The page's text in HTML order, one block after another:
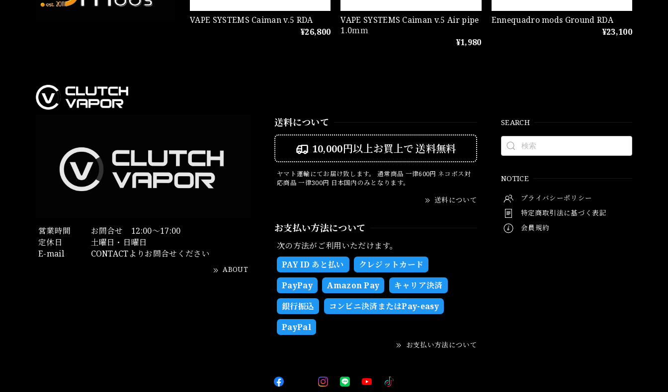
VAPE SYSTEMS Caiman v.5 RDA
¥26,800
VAPE SYSTEMS Caiman v.5 Air pipe
1.0ｍｍ
¥1,980
Ennequadro mods Ground RDA
¥23,100
営業時間
お問合せ 12:00～17:00
定休日
土曜日・日曜日
E-mail
CONTACTよりお問合せください
ABOUT
送料について
10,000円以上お買上で送料無料
ヤマト運輸にてお届け致します。 通常商品 一律600円 ネコポス対
応商品 一律300円 日本国内のみとなります。
送料について
お支払い方法について
次の方法がご利用いただけます。
PAY ID あと払い
クレジットカード
PayPay
Amazon Pay
キャリア決済
銀行振込
コンビニ決済またはPay-easy
PayPal
お支払い方法について
SEARCH
NOTICE
プライバシーポリシー
特定商取引法に基づく表記
会員規約